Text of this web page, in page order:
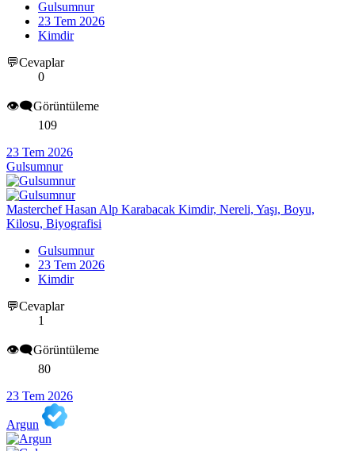
Gulsumnur
23 Tem 2026
Kimdir
💬Cevaplar
0
👁️‍🗨️Görüntüleme
109
23 Tem 2026
Gulsumnur
Masterchef Hasan Alp Karabacak Kimdir, Nereli, Yaşı, Boyu,
Kilosu, Biyografisi
Gulsumnur
23 Tem 2026
Kimdir
💬Cevaplar
1
👁️‍🗨️Görüntüleme
80
23 Tem 2026
Argun